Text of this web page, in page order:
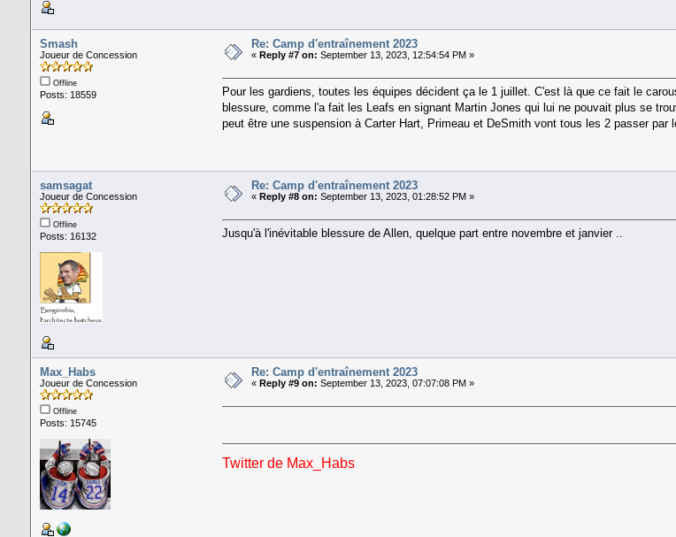
Smash
Joueur de Concession
Offline
Posts: 18559
Re: Camp d'entraînement 2023
« Reply #7 on: September 13, 2023, 12:54:54 PM »
Pour les gardiens, toutes les équipes décident ça le 1 juillet. C'est là que ce fait le
blessure, comme l'a fait les Leafs en signant Martin Jones qui lui ne pouvait plus se
peut être une suspension à Carter Hart, Primeau et DeSmith vont tous les 2 passer par
samsagat
Joueur de Concession
Offline
Posts: 16132
Re: Camp d'entraînement 2023
« Reply #8 on: September 13, 2023, 01:28:52 PM »
Jusqu'à l'inévitable blessure de Allen, quelque part entre novembre et janvier ..
Max_Habs
Joueur de Concession
Offline
Posts: 15745
Re: Camp d'entraînement 2023
« Reply #9 on: September 13, 2023, 07:07:08 PM »
Twitter de Max_Habs